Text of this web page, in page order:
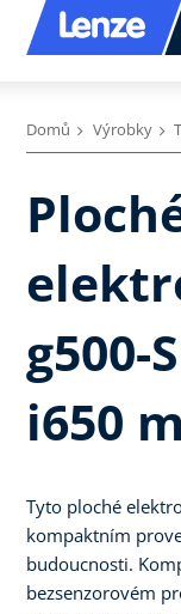
Domů Výrobky
g500-
i650
Tyto ploché
kompaktním
budoucnosti.
bezsenzorovém